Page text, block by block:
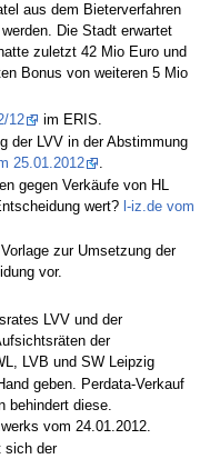
aus dem Bieterverfahren
Die Stadt erwartet
zuletzt 42 Mio Euro und
Bonus von weiteren 5 Mio
12
im ERIS.
der LVV in der Abstimmung
25.01.2012
.
gegen Verkäufe von HL
wert? l-iz.de vom
zur Umsetzung der
vor.
LVV und der
der
LVB und SW Leipzig
geben. Perdata-Verkauf
behindert diese.
vom 24.01.2012.
sich der